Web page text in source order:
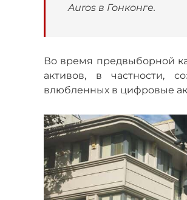
Auros в Гонконге.
Во время предвыборной
активов, в частности,
влюбленных в цифровые